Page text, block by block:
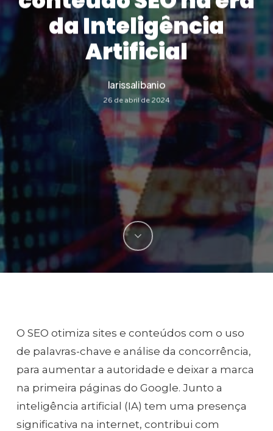
da Inteligência
Artificial
larissalibanio
26 de abril de 2024
O SEO otimiza sites e conteúdos com o uso
de palavras-chave e análise da concorrência,
para aumentar a autoridade e deixar a marca
na primeira páginas do Google. Junto a
inteligência artificial (IA) tem uma presença
significativa na internet, contribui com